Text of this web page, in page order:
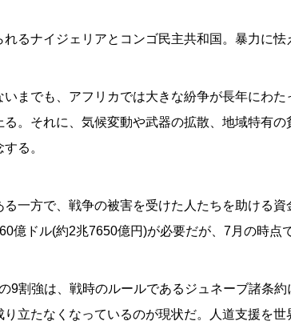
るナイジェリアとコンゴ民主共和国。暴力に怯
いまでも、アフリカでは大きな紛争が長年にわ
る。それに、気候変動や武器の拡散、地域特有
る。
る一方で、戦争の被害を受けた人たちを助ける
億ドル(約2兆7650億円)が必要だが、7月の時点
9割強は、戦時のルールであるジュネーブ諸条
り立たなくなっているのが現状だ。人道支援を